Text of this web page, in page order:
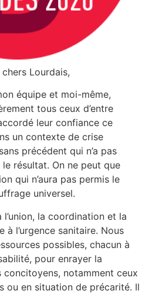
Lourdais,
équipe et moi-même,
tous ceux d’entre
leur confiance ce
un contexte de crise
précédent qui n’a pas
le résultat. On ne peut que
qui n’aura pas permis le
universel.
l’union, la coordination et la
l’urgence sanitaire. Nous
possibles, chacun à
pour enrayer la
notamment ceux
ou en situation de précarité. Il